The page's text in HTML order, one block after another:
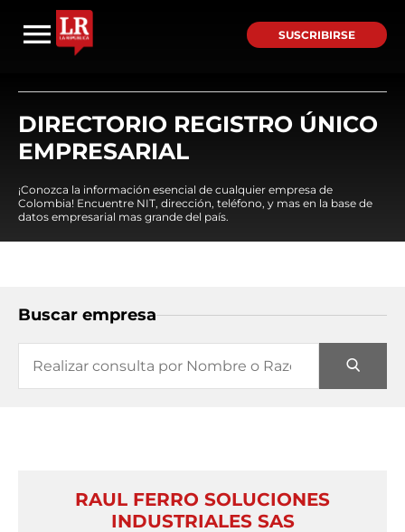
SUSCRIBIRSE
DIRECTORIO REGISTRO ÚNICO
EMPRESARIAL
¡Conozca la información esencial de cualquier empresa de
Colombia! Encuentre NIT, dirección, teléfono, y mas en la base de
datos empresarial mas grande del país.
Buscar empresa
RAUL FERRO SOLUCIONES
INDUSTRIALES SAS